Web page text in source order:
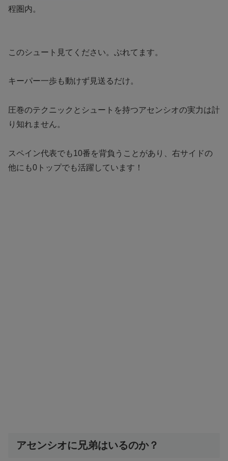
程圏内。
このシュート見てください。ぶれてます。
キーパー一歩も動けず見送るだけ。
圧巻のテクニックとシュートを持つアセンシオの実力は計
り知れません。
スペイン代表でも10番を背負うことがあり、右サイドの
他にも0トップでも活躍しています！
アセンシオに兄弟はいるのか？